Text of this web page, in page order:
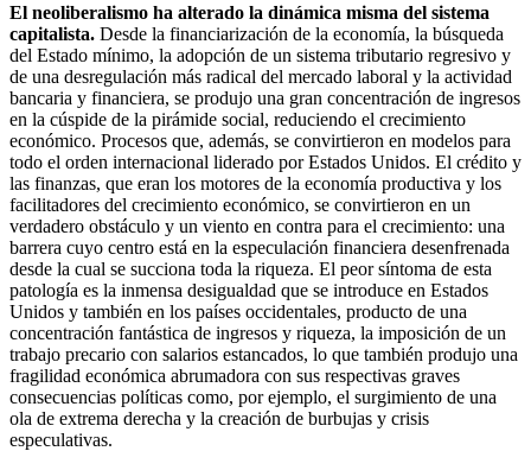
El neoliberalismo ha alterado la dinámica misma del sistema
capitalista. Desde la financiarización de la economía, la búsqueda
del Estado mínimo, la adopción de un sistema tributario regresivo y
de una desregulación más radical del mercado laboral y la actividad
bancaria y financiera, se produjo una gran concentración de ingresos
en la cúspide de la pirámide social, reduciendo el crecimiento
económico. Procesos que, además, se convirtieron en modelos para
todo el orden internacional liderado por Estados Unidos. El crédito y
las finanzas, que eran los motores de la economía productiva y los
facilitadores del crecimiento económico, se convirtieron en un
verdadero obstáculo y un viento en contra para el crecimiento: una
barrera cuyo centro está en la especulación financiera desenfrenada
desde la cual se succiona toda la riqueza. El peor síntoma de esta
patología es la inmensa desigualdad que se introduce en Estados
Unidos y también en los países occidentales, producto de una
concentración fantástica de ingresos y riqueza, la imposición de un
trabajo precario con salarios estancados, lo que también produjo una
fragilidad económica abrumadora con sus respectivas graves
consecuencias políticas como, por ejemplo, el surgimiento de una
ola de extrema derecha y la creación de burbujas y crisis
especulativas.